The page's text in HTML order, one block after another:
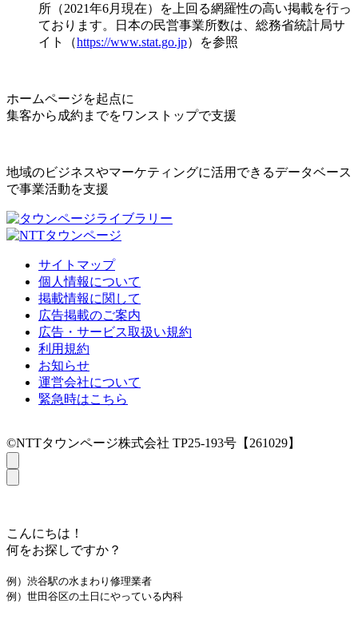
所（2021年6月現在）を上回る網羅性の高い掲載を行っ
ております。日本の民営事業所数は、総務省統計局サ
イト（https://www.stat.go.jp）を参照
ホームページを起点に
集客から成約までをワンストップで支援
地域のビジネスやマーケティングに活用できるデータベース
で事業活動を支援
サイトマップ
個人情報について
掲載情報に関して
広告掲載のご案内
広告・サービス取扱い規約
利用規約
お知らせ
運営会社について
緊急時はこちら
©NTTタウンページ株式会社 TP25-193号【261029】
こんにちは！
何をお探しですか？
例）渋谷駅の水まわり修理業者
例）世田谷区の土日にやっている内科